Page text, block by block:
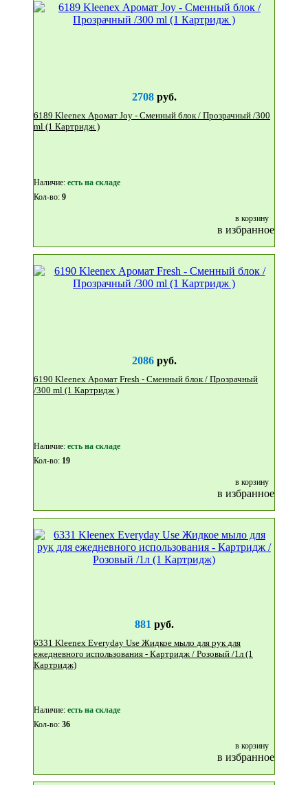
2708руб.
6189 Kleenex Аромат Joy - Сменный блок / Прозрачный /300
ml (1 Картридж )
Наличие: eсть на складе
Кол-во: 9
в корзину
в избранное
2086руб.
6190 Kleenex Аромат Fresh - Сменный блок / Прозрачный
/300 ml (1 Картридж )
Наличие: eсть на складе
Кол-во: 19
в корзину
в избранное
881 руб.
6331 Kleenex Everyday Use Жидкое мыло для рук для
ежедневного использования - Картридж / Розовый /1л (1
Картридж)
Наличие: eсть на складе
Кол-во: 36
в корзину
в избранное